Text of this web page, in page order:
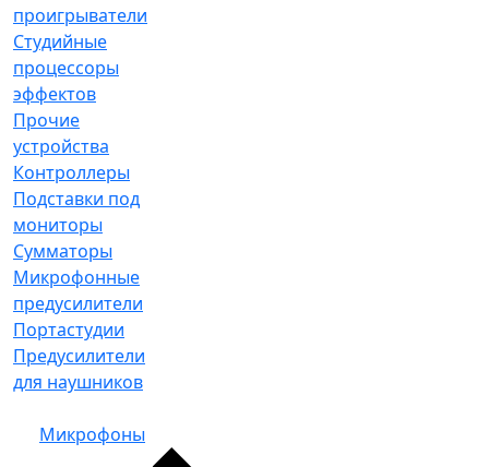
проигрыватели
Студийные
процессоры
эффектов
Прочие
устройства
Контроллеры
Подставки под
мониторы
Сумматоры
Микрофонные
предусилители
Портастудии
Предусилители
для наушников
Микрофоны